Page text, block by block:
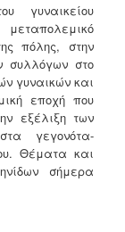
γυναικείου
πόλης, στην
συλλόγων στο
γυναικών και
εποχή που
εξέλιξη των
γεγονότα-
Θέματα και
σήμερα